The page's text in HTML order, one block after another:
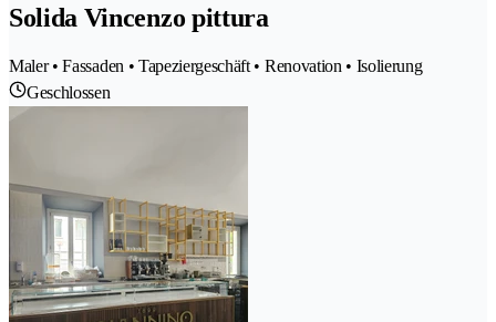
Solida Vincenzo pittura
Maler • Fassaden • Tapeziergeschäft • Renovation • Isolierung
Geschlossen